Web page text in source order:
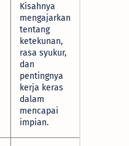
Kisahnya
mengajarkan
tentang
ketekunan,
rasa syukur,
dan
pentingnya
kerja keras
dalam
mencapai
impian.